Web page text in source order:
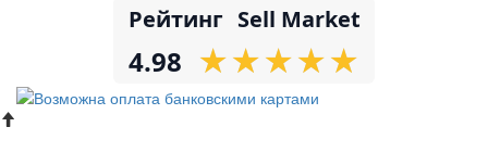
Рейтинг Sell Market
4.98 ★
★★
★★
★★
★★
★